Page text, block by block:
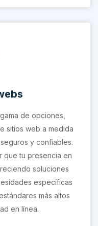
de opciones,
sitios web a medida
y confiables.
que tu presencia en
soluciones
específicas
más altos
en línea.